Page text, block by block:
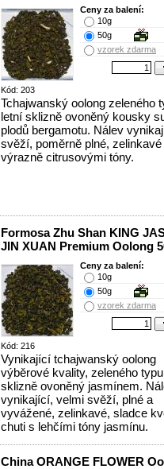
Kód: 203
Ceny za balení:
10g
50g
vzorek zdarma
Tchajwanský oolong zeleného
letní sklizně ovoněný kousky
plodů bergamotu. Nálev
svěží, poměrně plné,
výrazně citrusovými tóny.
Formosa Zhu Shan KING
JIN XUAN Premium Oolong
Kód: 216
Ceny za balení:
10g
50g
vzorek zdarma
Vynikající tchajwanský oolong
výběrové kvality, zeleného
sklizně ovoněný jasmínem.
vynikající, velmi svěží, plné a
vyvážené, zelinkavé, sladce
chuti s lehčími tóny jasmínu.
China ORANGE FLOWER